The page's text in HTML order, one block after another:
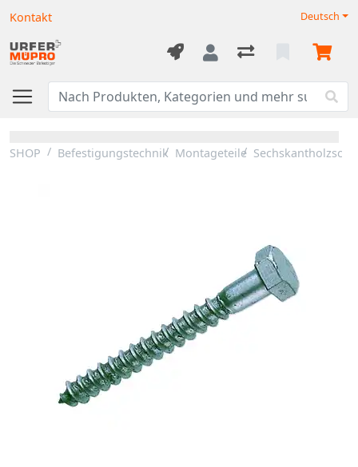
Kontakt Deutsch
SHOP Befestigungstechnik Montageteile